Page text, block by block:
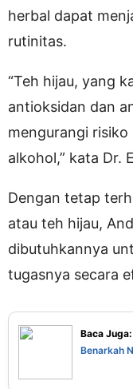
herbal dapat
rutinitas.
“Teh hijau, yang
antioksidan dan
mengurangi
alkohol,” kata Dr.
Dengan tetap
atau teh hijau,
dibutuhkannya
tugasnya secara
Baca Juga:
Benarkah